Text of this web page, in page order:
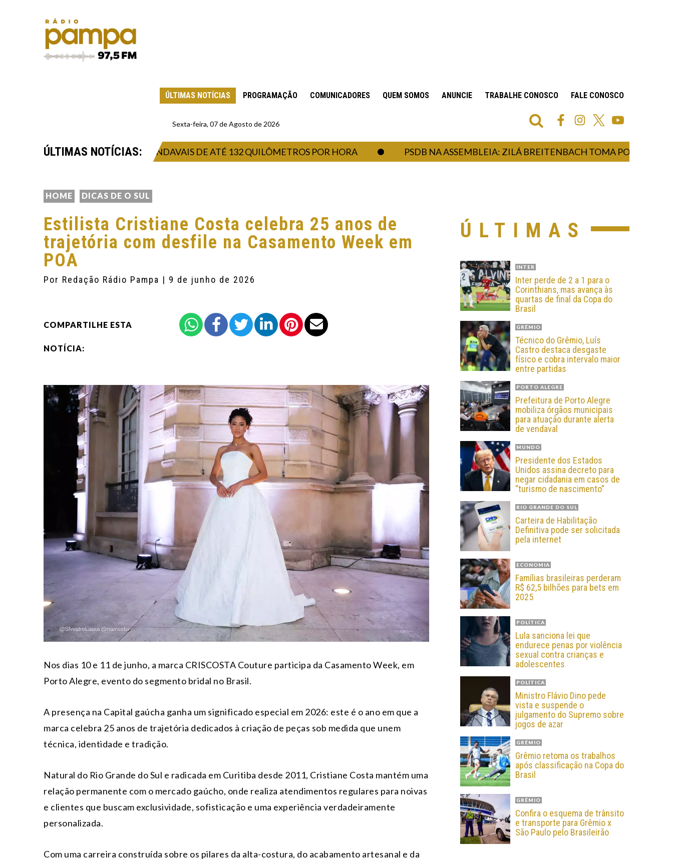
ÚLTIMAS NOTÍCIAS PROGRAMAÇÃO COMUNICADORES QUEM SOMOS ANUNCIE TRABALHE CONOSCO FALE CONOSCO
Sexta-feira, 07 de Agosto de 2026
ÚLTIMAS NOTÍCIAS:
TEMPORAL INTENSO E VENDAVAIS DE ATÉ 132 QUILÔMETROS POR HORA PSDB NA ASSEMBLEIA: ZILÁ BREITENBACH TOMA POSSE COMO
HOME DICAS DE O SUL
Estilista Cristiane Costa celebra 25 anos de
trajetória com desfile na Casamento Week em
POA
Por Redação Rádio Pampa | 9 de junho de 2026
COMPARTILHE ESTA
NOTÍCIA:
Nos dias 10 e 11 de junho, a marca CRISCOSTA Couture participa da Casamento Week, em
Porto Alegre, evento do segmento bridal no Brasil.
A presença na Capital gaúcha ganha um significado especial em 2026: este é o ano em que a
marca celebra 25 anos de trajetória dedicados à criação de peças sob medida que unem
técnica, identidade e tradição.
Natural do Rio Grande do Sul e radicada em Curitiba desde 2011, Cristiane Costa mantém uma
relação permanente com o mercado gaúcho, onde realiza atendimentos regulares para noivas
e clientes que buscam exclusividade, sofisticação e uma experiência verdadeiramente
personalizada.
Com uma carreira construída sobre os pilares da alta-costura, do acabamento artesanal e da
ÚLTIMAS
INTER
Inter perde de 2 a 1 para o
Corinthians, mas avança às
quartas de final da Copa do
Brasil
GRÊMIO
Técnico do Grêmio, Luís
Castro destaca desgaste
físico e cobra intervalo maior
entre partidas
PORTO ALEGRE
Prefeitura de Porto Alegre
mobiliza órgãos municipais
para atuação durante alerta
de vendaval
MUNDO
Presidente dos Estados
Unidos assina decreto para
negar cidadania em casos de
“turismo de nascimento”
RIO GRANDE DO SUL
Carteira de Habilitação
Definitiva pode ser solicitada
pela internet
ECONOMIA
Famílias brasileiras perderam
R$ 62,5 bilhões para bets em
2025
POLÍTICA
Lula sanciona lei que
endurece penas por violência
sexual contra crianças e
adolescentes
POLÍTICA
Ministro Flávio Dino pede
vista e suspende o
julgamento do Supremo sobre
jogos de azar
GRÊMIO
Grêmio retoma os trabalhos
após classificação na Copa do
Brasil
GRÊMIO
Confira o esquema de trânsito
e transporte para Grêmio x
São Paulo pelo Brasileirão